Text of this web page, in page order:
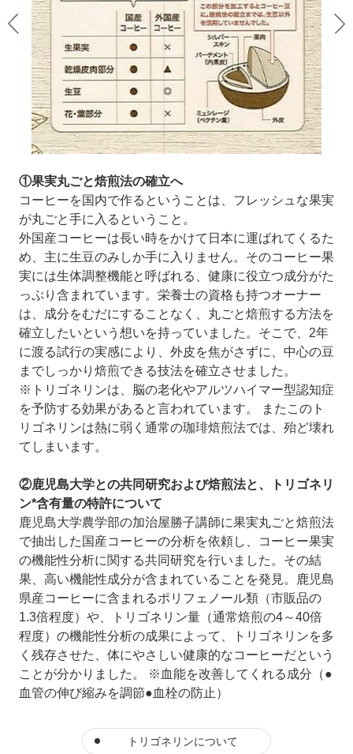
①果実丸ごと焙煎法の確立へ
コーヒーを国内で作るということは、フレッシュな果実
が丸ごと手に入るということ。
外国産コーヒーは長い時をかけて日本に運ばれてくるた
め、主に生豆のみしか手に入りません。そのコーヒー果
実には生体調整機能と呼ばれる、健康に役立つ成分がた
っぷり含まれています。栄養士の資格も持つオーナー
は、成分をむだにすることなく、丸ごと焙煎する方法を
確立したいという想いを持っていました。そこで、2年
に渡る試行の実感により、外皮を焦がさずに、中心の豆
までしっかり焙煎できる技法を確立させました。
※トリゴネリンは、脳の老化やアルツハイマー型認知症
を予防する効果があると言われています。 またこのト
リゴネリンは熱に弱く通常の珈琲焙煎法では、殆ど壊れ
てしまいます。
②鹿児島大学との共同研究および焙煎法と、トリゴネリ
ン*含有量の特許について
鹿児島大学農学部の加治屋勝子講師に果実丸ごと焙煎法
で抽出した国産コーヒーの分析を依頼し、コーヒー果実
の機能性分析に関する共同研究を行いました。その結
果、高い機能性成分が含まれていることを発見。鹿児島
県産コーヒーに含まれるポリフェノール類（市販品の
1.3倍程度）や、トリゴネリン量（通常焙煎の4～40倍
程度）の機能性分析の成果によって、トリゴネリンを多
く残存させた、体にやさしい健康的なコーヒーだという
ことが分かりました。 ※血能を改善してくれる成分（●
血管の伸び縮みを調節●血栓の防止）
トリゴネリンについて